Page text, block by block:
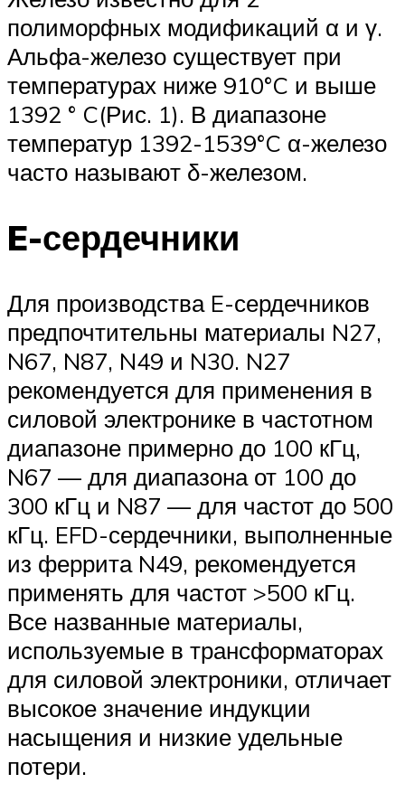
полиморфных модификаций α и γ.
Альфа-железо существует при
температурах ниже 910°C и выше
1392 ° C(Рис. 1). В диапазоне
температур 1392-1539°C α-железо
часто называют δ-железом.
E-сердечники
Для производства E-сердечников
предпочтительны материалы N27,
N67, N87, N49 и N30. N27
рекомендуется для применения в
силовой электронике в частотном
диапазоне примерно до 100 кГц,
N67 — для диапазона от 100 до
300 кГц и N87 — для частот до 500
кГц. EFD-сердечники, выполненные
из феррита N49, рекомендуется
применять для частот >500 кГц.
Все названные материалы,
используемые в трансформаторах
для силовой электроники, отличает
высокое значение индукции
насыщения и низкие удельные
потери.